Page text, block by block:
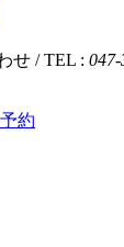
せ / TEL :
約